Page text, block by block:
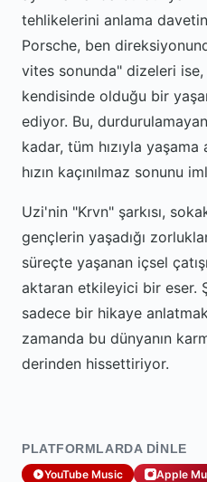
tehlikelerini anlama
Porsche, ben
vites sonunda" dizeleri ise,
kendisinde olduğu bir
ediyor. Bu,
kadar, tüm hızıyla
hızın kaçınılmaz sonunu
Uzi'nin "Krvn" şarkısı,
gençlerin yaşadığı
süreçte yaşanan içsel
aktaran etkileyici bir eser.
sadece bir hikaye
zamanda bu dünyanın
derinden hissettiriyor.
PLATFORMLARDA DINLE
YouTube Music Apple